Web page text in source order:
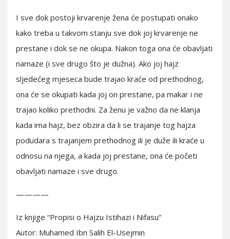
I sve dok postoji krvarenje žena će postupati onako
kako treba u takvom stanju sve dok joj krvarenje ne
prestane i dok se ne okupa. Nakon toga ona će obavljati
namaze (i sve drugo što je dužna). Ako joj hajz
sljedećeg mjeseca bude trajao kraće od prethodnog,
ona će se okupati kada joj on prestane, pa makar i ne
trajao koliko prethodni. Za ženu je važno da ne klanja
kada ima hajz, bez obzira da li se trajanje tog hajza
podudara s trajanjem prethodnog ili je duže ili kraće u
odnosu na njega, a kada joj prestane, ona će početi
obavljati namaze i sve drugo.
————
Iz knjige “Propisi o Hajzu Istihazi i Nifasu”
Autor: Muhamed Ibn Salih El-Usejmin